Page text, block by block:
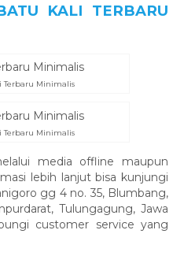
KALI TERBARU
Terbaru Minimalis
Terbaru Minimalis
media offline maupun
lebih lanjut bisa kunjungi
gg 4 no. 35, Blumbang,
Tulungagung, Jawa
customer service yang